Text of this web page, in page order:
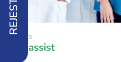
O nas
Proassist